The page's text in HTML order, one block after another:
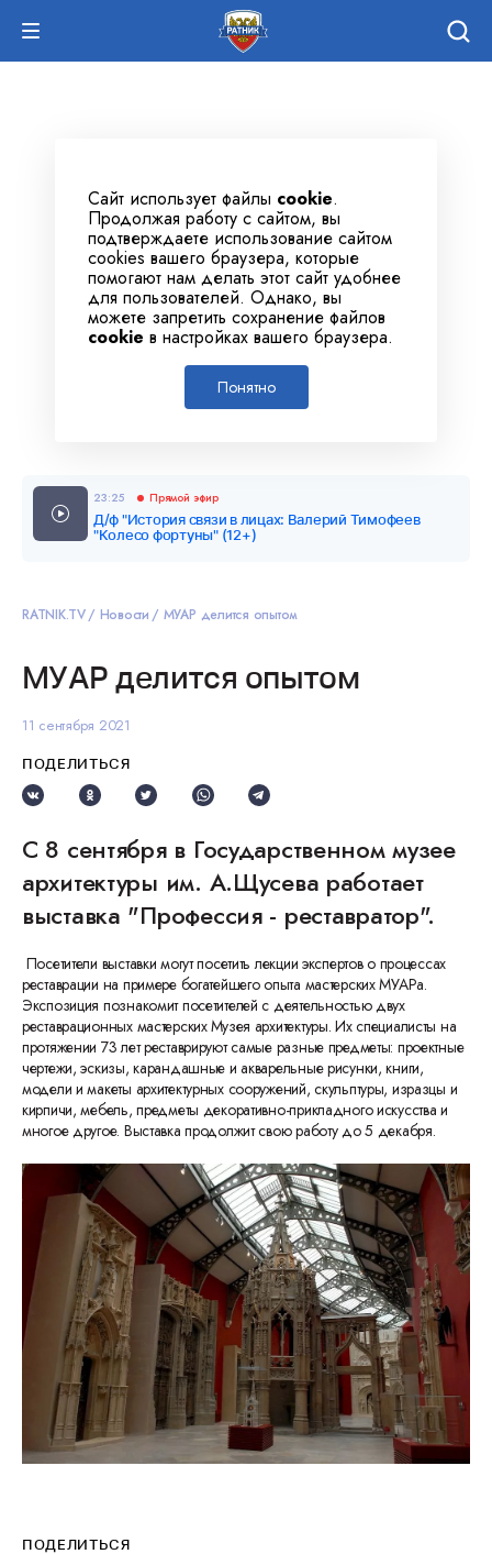
Сайт использует файлы cookie.
Продолжая работу с сайтом, вы
подтверждаете использование сайтом
cookies вашего браузера, которые
помогают нам делать этот сайт удобнее
для пользователей. Однако, вы
можете запретить сохранение файлов
cookie в настройках вашего браузера.
Понятно
23:25 Прямой эфир
Д/ф "История связи в лицах: Валерий Тимофеев
"Колесо фортуны" (12+)
RATNIK.TV Новости МУАР делится опытом
МУАР делится опытом
11 сентября 2021
ПОДЕЛИТЬСЯ
С 8 сентября в Государственном музее
архитектуры им. А.Щусева работает
выставка "Профессия - реставратор".
Посетители выставки могут посетить лекции экспертов о процессах
реставрации на примере богатейшего опыта мастерских МУАРа.
Экспозиция познакомит посетителей с деятельностью двух
реставрационных мастерских Музея архитектуры. Их специалисты на
протяжении 73 лет реставрируют самые разные предметы: проектные
чертежи, эскизы, карандашные и акварельные рисунки, книги,
модели и макеты архитектурных сооружений, скульптуры, изразцы и
кирпичи, мебель, предметы декоративно-прикладного искусства и
многое другое. Выставка продолжит свою работу до 5 декабря.
ПОДЕЛИТЬСЯ